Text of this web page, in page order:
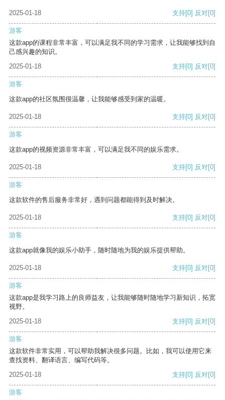
2025-01-18 支持[0] 反对[0]
游客
这款app的课程非常丰富，可以满足我不同的学习需求，让我能够找到自
己感兴趣的知识。
2025-01-18
支持[0] 反对[0]
游客
这款app的社区氛围很温馨，让我能够感受到家的温暖。
2025-01-18 支持[0] 反对[0]
游客
这款app的视频资源非常丰富，可以满足我不同的娱乐需求。
2025-01-18 支持[0] 反对[0]
游客
这款软件的售后服务非常好，遇到问题都能得到及时解决。
2025-01-18 支持[0] 反对[0]
游客
这款app就像我的娱乐小助手，随时随地为我的娱乐提供帮助。
2025-01-18 支持[0] 反对[0]
游客
这款app是我学习路上的良师益友，让我能够随时随地学习新知识，拓宽
视野。
2025-01-18
支持[0] 反对[0]
游客
这款软件非常实用，可以帮助我解决很多问题。比如，我可以使用它来
查找资料、翻译语言、编写代码等。
2025-01-18
支持[0] 反对[0]
游客